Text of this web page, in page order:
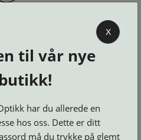
X
til vår nye
har du allerede en
hos oss. Dette er ditt
må du trykke på glemt